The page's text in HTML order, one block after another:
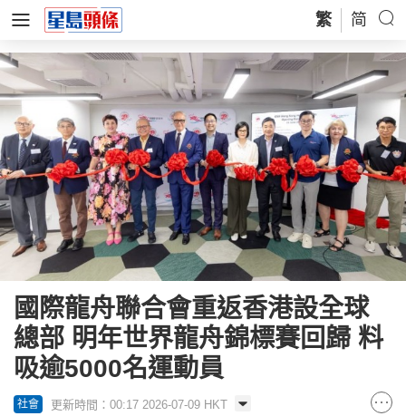
繁 简
國際龍舟聯合會重返香港設全球
總部 明年世界龍舟錦標賽回歸 料
吸逾5000名運動員
社會 更新時間：00:17 2026-07-09 HKT